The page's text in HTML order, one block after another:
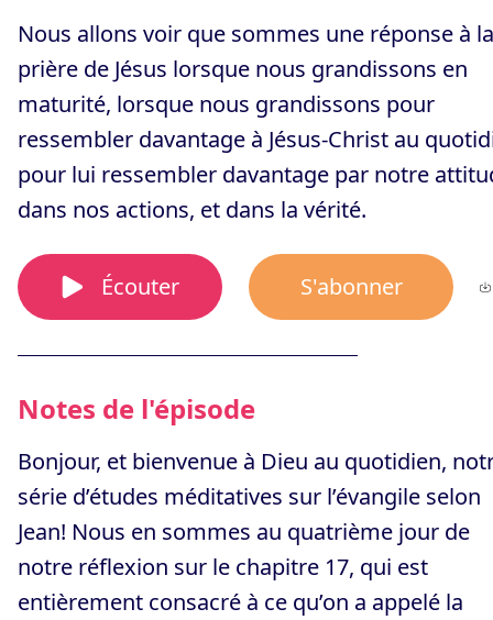
Nous allons voir que sommes une réponse à la
prière de Jésus lorsque nous grandissons en
maturité, lorsque nous grandissons pour
ressembler davantage à Jésus-Christ au
pour lui ressembler davantage par notre
dans nos actions, et dans la vérité.
Écouter S'abonner
Notes de l'épisode
Bonjour, et bienvenue à Dieu au quotidien,
série d’études méditatives sur l’évangile selon
Jean! Nous en sommes au quatrième jour de
notre réflexion sur le chapitre 17, qui est
entièrement consacré à ce qu’on a appelé la